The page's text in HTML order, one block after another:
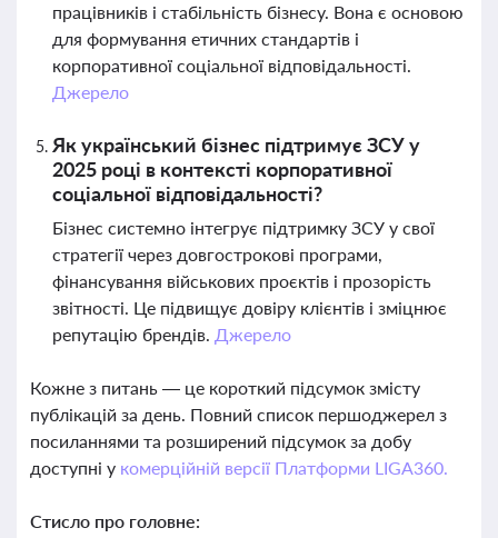
працівників і стабільність бізнесу. Вона є основою
для формування етичних стандартів і
корпоративної соціальної відповідальності.
Джерело
Як український бізнес підтримує ЗСУ у
2025 році в контексті корпоративної
соціальної відповідальності?
Бізнес системно інтегрує підтримку ЗСУ у свої
стратегії через довгострокові програми,
фінансування військових проєктів і прозорість
звітності. Це підвищує довіру клієнтів і зміцнює
репутацію брендів. Джерело
Кожне з питань — це короткий підсумок змісту
публікацій за день. Повний список першоджерел з
посиланнями та розширений підсумок за добу
доступні у комерційній версії Платформи LIGA360.
Стисло про головне: